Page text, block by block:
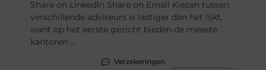
Share on LinkedIn Share on Email Kiezen tussen
verschillende adviseurs is lastiger dan het lijkt,
want op het eerste gezicht bieden de meeste
kantoren ...
Verzekeringen